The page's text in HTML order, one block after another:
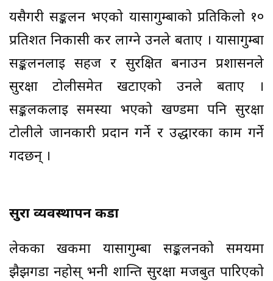
यसैगरी सङ्कलन भएको यार्सागुम्बाको प्रतिकिलो १०
प्रतिशत निकासी कर लाग्ने उनले बताए । यार्सागुम्बा
सङ्कलनलाई सहज र सुरक्षित बनाउन प्रशासनले
सुरक्षा टोलीसमेत खटाएको उनले बताए ।
सङ्कलकलाई समस्या भएको खण्डमा पनि सुरक्षा
टोलीले जानकारी प्रदान गर्ने र उद्धारका काम गर्ने
गर्दछन् ।
सुरक्षा व्यवस्थापन कडा
लेकका खर्कमा यार्सागुम्बा सङ्कलनको समयमा
झैझगडा नहोस् भनी शान्ति सुरक्षा मजबुत पारिएको